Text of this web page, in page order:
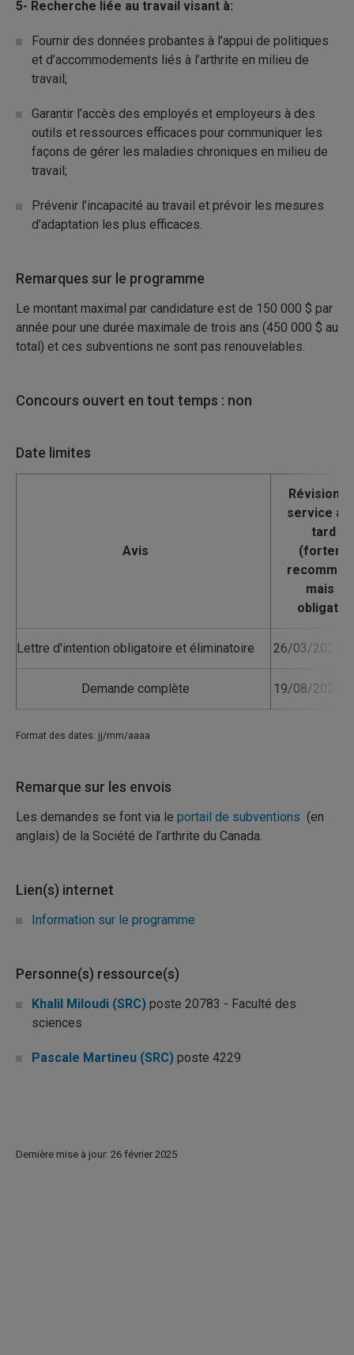
5- Recherche liée au travail visant à:
Fournir des données probantes à l’appui de politiques
et d’accommodements liés à l’arthrite en milieu de
travail;
Garantir l’accès des employés et employeurs à des
outils et ressources efficaces pour communiquer les
façons de gérer les maladies chroniques en milieu de
travail;
Prévenir l’incapacité au travail et prévoir les mesures
d’adaptation les plus efficaces.
Remarques sur le programme
Le montant maximal par candidature est de 150 000 $ par
année pour une durée maximale de trois ans (450 000 $ au
total) et ces subventions ne sont pas renouvelables.
Concours ouvert en tout temps : non
Date limites
Avis
Lettre d'intention obligatoire et éliminatoire 26/03/2025
Demande complète 19/08/2025
Format des dates: jj/mm/aaaa
Remarque sur les envois
Les demandes se font via le portail de subventions (en
anglais) de la Société de l’arthrite du Canada.
Lien(s) internet
Information sur le programme
Personne(s) ressource(s)
Khalil Miloudi (SRC) poste 20783 - Faculté des
sciences
Pascale Martineu (SRC) poste 4229
Dernière mise à jour: 26 février 2025